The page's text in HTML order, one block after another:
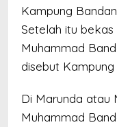
Kampung Bandan
Setelah itu
Muhammad
disebut Kampung
Di Marunda atau
Muhammad